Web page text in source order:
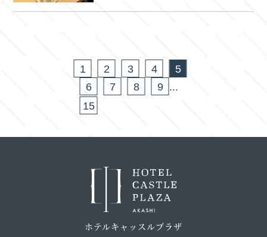
1 2 3 4
5
6
7 8 9 ...
15
ホテルキャッスルプラザ